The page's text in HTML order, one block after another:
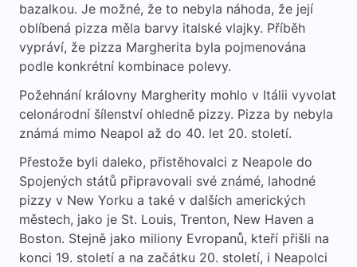
bazalkou. Je možné, že to nebyla náhoda, že její
oblíbená pizza měla barvy italské vlajky. Příběh
vypráví, že pizza Margherita byla pojmenována
podle konkrétní kombinace polevy.
Požehnání královny Margherity mohlo v Itálii vyvolat
celonárodní šílenství ohledně pizzy. Pizza by nebyla
známá mimo Neapol až do 40. let 20. století.
Přestože byli daleko, přistěhovalci z Neapole do
Spojených států připravovali své známé, lahodné
pizzy v New Yorku a také v dalších amerických
městech, jako je St. Louis, Trenton, New Haven a
Boston. Stejně jako miliony Evropanů, kteří přišli na
konci 19. století a na začátku 20. století, i Neapolci